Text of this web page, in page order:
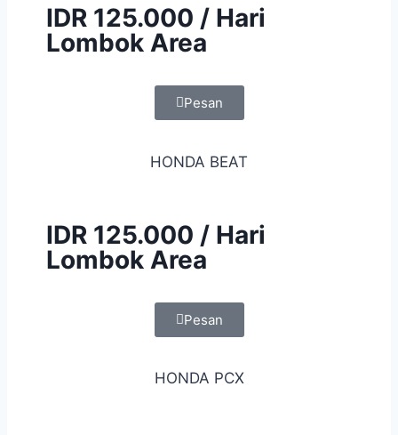
IDR 125.000 / Hari
Lombok Area
Pesan
HONDA BEAT
IDR 125.000 / Hari
Lombok Area
Pesan
HONDA PCX